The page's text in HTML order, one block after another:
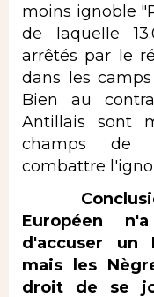
moins ignoble
de laquelle
arrêtés par le
dans les
Bien au
Antillais sont
champs de
combattre
Européen
d'accuser un
mais les
droit de se